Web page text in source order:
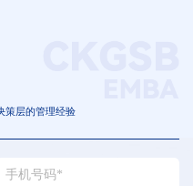
策层的管理经验